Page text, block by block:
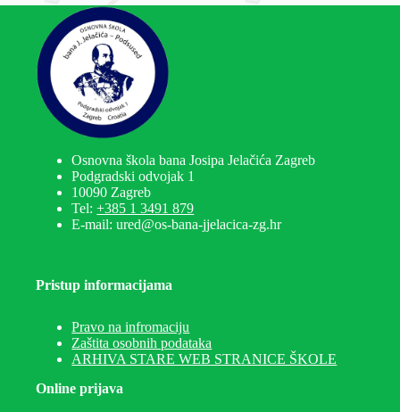
Osnovna škola bana Josipa Jelačića Zagreb
Podgradski odvojak 1
10090 Zagreb
Tel:+385 1 3491 879
E-mail: ured@os-bana-jjelacica-zg.hr
Pristup informacijama
Pravo na infromaciju
Zaštita osobnih podataka
ARHIVA STARE WEB STRANICE ŠKOLE
Online prijava